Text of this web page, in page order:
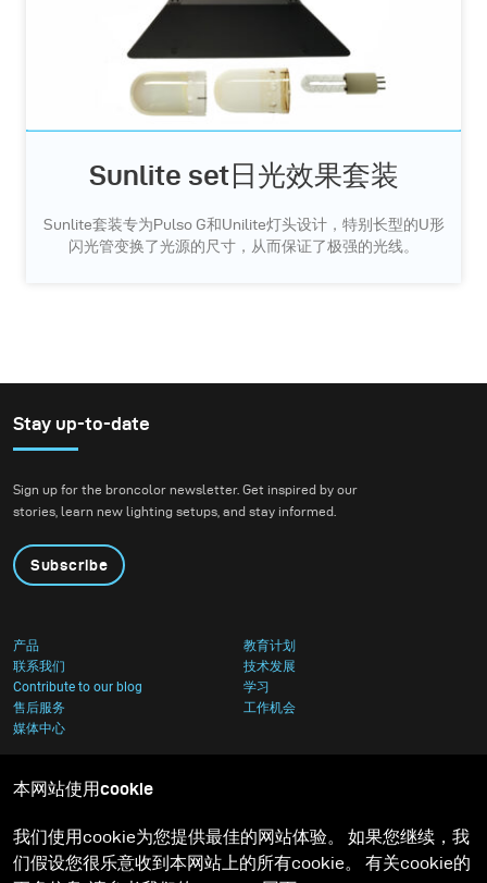
Sunlite set日光效果套装
Sunlite套装专为Pulso G和Unilite灯头设计，特别长型的U形
闪光管变换了光源的尺寸，从而保证了极强的光线。
Stay up-to-date
Sign up for the broncolor newsletter. Get inspired by our
stories, learn new lighting setups, and stay informed.
Subscribe
产品
教育计划
联系我们
技术发展
Contribute to our blog
学习
售后服务
工作机会
媒体中心
本网站使用cookie
我们使用cookie为您提供最佳的网站体验。 如果您继续，我
们假设您很乐意收到本网站上的所有cookie。 有关cookie的